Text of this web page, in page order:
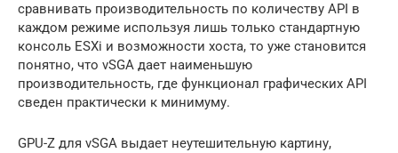
сравнивать производительность по количеству API в
каждом режиме используя лишь только стандартную
консоль ESXi и возможности хоста, то уже становится
понятно, что vSGA дает наименьшую
производительность, где функционал графических API
сведен практически к минимуму.
GPU-Z для vSGA выдает неутешительную картину,